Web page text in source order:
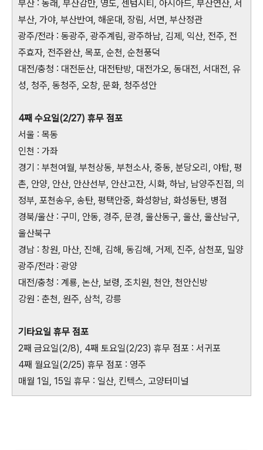
부산 : 동래, 부산감만, 영도, 센텀시티, 아시아드, 부산연산, 서
부산, 가야, 부산반여, 해운대, 장림, 서면, 부산정관
광주/전라 : 동광주, 광주계림, 광주하남, 김제, 익산, 전주, 전
주효자, 전주완산, 목포, 순천, 순천풍덕
대전/충청 : 대전둔산, 대전탄방, 대전가오, 동대전, 서대전, 유
성, 청주, 동청주, 오창, 문화, 청주성안
4째 수요일(2/27) 휴무 점포
서울 : 목동
인천 : 가좌
경기 : 부천여월, 부천상동, 부천소사, 중동, 분당오리, 야탑, 평
촌, 안양, 안산, 안산선부, 안산고잔, 시화, 하남, 남양주진접, 의
정부, 포천송우, 송탄, 평택안중, 화성향남, 화성동탄, 병점
경북/울산 : 구미, 안동, 경주, 문경, 울산동구, 울산, 울산남구,
울산북구
경남 : 창원, 마산, 진해, 김해, 동김해, 거제, 진주, 삼천포, 밀양
광주/전라 : 광양
대전/충청 : 계룡, 논산, 보령, 조치원, 천안, 천안신방
강원 : 춘천, 원주, 삼척, 강릉
기타요일 휴무 점포
2째 금요일(2/8), 4째 토요일(2/23) 휴무 점포 : 서귀포
4째 월요일(2/25) 휴무 점포 : 영주
매월 1일, 15일 휴무 : 일산, 킨텍스, 고양터미널